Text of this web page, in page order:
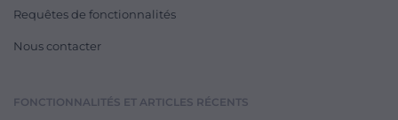
Requêtes de fonctionnalités
Nous contacter
FONCTIONNALITÉS ET ARTICLES RÉCENTS